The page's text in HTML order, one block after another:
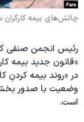
اسرائیل در جنگ
آرشیو پخش زنده
ورزش زنان در ایران
مجموعه مستندهای
تریبونال مردمی آبان ۹۸
دادگاه حمید نوری
چهل سال گروگان‌گیری
زبانهای مختلف
چالش‌های بیمه کارگران
رئیس انجمن صنفی
«قانون جدید بیمه
در «روند بیمه کردنِ
وضعیت با صدور
است.